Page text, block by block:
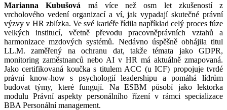
Marianna Kubušová má více než osm let zkušeností z
vrcholového vedení organizací a ví, jak vypadají skutečné právní
výzvy v HR zblízka. Ve své kariéře řídila například celý proces fúze
velkých institucí, včetně převodu pracovněprávních vztahů a
harmonizace mzdových systémů. Nedávno úspěšně obhájila titul
LL.M. zaměřený na ochranu dat, takže témata jako GDPR,
monitoring zaměstnanců nebo AI v HR má aktuálně zmapovaná.
Jako certifikovaná koučka s titulem ACC (u ICF) propojuje tvrdé
právní know-how s psychologií leadershipu a pomáhá lídrům
budovat týmy, které fungují. Na ESBM působí jako lektorka
modulu Právní aspekty personálního řízení v rámci specializace
BBA Personální management.